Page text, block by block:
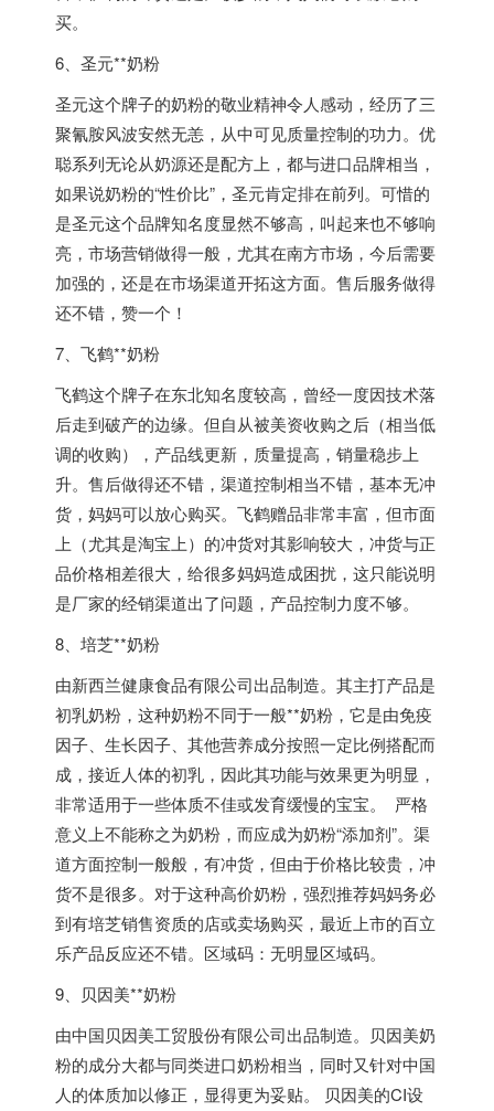
买。
6、圣元**奶粉
圣元这个牌子的奶粉的敬业精神令人感动，经历了三
聚氰胺风波安然无恙，从中可见质量控制的功力。优
聪系列无论从奶源还是配方上，都与进口品牌相当，
如果说奶粉的“性价比”，圣元肯定排在前列。可惜的
是圣元这个品牌知名度显然不够高，叫起来也不够响
亮，市场营销做得一般，尤其在南方市场，今后需要
加强的，还是在市场渠道开拓这方面。售后服务做得
还不错，赞一个！
7、飞鹤**奶粉
飞鹤这个牌子在东北知名度较高，曾经一度因技术落
后走到破产的边缘。但自从被美资收购之后（相当低
调的收购），产品线更新，质量提高，销量稳步上
升。售后做得还不错，渠道控制相当不错，基本无冲
货，妈妈可以放心购买。飞鹤赠品非常丰富，但市面
上（尤其是淘宝上）的冲货对其影响较大，冲货与正
品价格相差很大，给很多妈妈造成困扰，这只能说明
是厂家的经销渠道出了问题，产品控制力度不够。
8、培芝**奶粉
由新西兰健康食品有限公司出品制造。其主打产品是
初乳奶粉，这种奶粉不同于一般**奶粉，它是由免疫
因子、生长因子、其他营养成分按照一定比例搭配而
成，接近人体的初乳，因此其功能与效果更为明显，
非常适用于一些体质不佳或发育缓慢的宝宝。 严格
意义上不能称之为奶粉，而应成为奶粉“添加剂”。渠
道方面控制一般般，有冲货，但由于价格比较贵，冲
货不是很多。对于这种高价奶粉，强烈推荐妈妈务必
到有培芝销售资质的店或卖场购买，最近上市的百立
乐产品反应还不错。区域码：无明显区域码。
9、贝因美**奶粉
由中国贝因美工贸股份有限公司出品制造。贝因美奶
粉的成分大都与同类进口奶粉相当，同时又针对中国
人的体质加以修正，显得更为妥贴。 贝因美的CI设